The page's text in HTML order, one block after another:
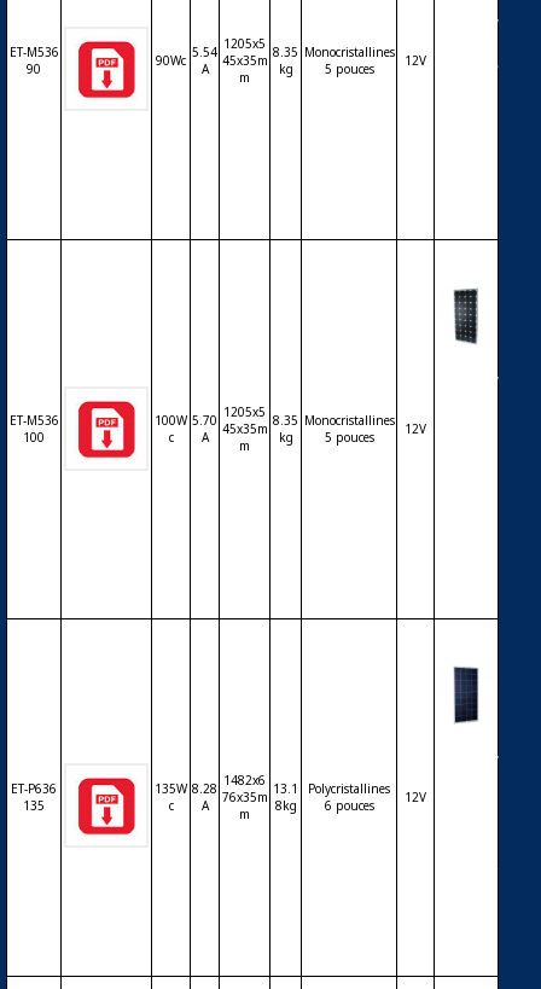
ET-M536
90
90Wc 5.54
A
1205x5
45x35m
m
8.35
kg
Monocristallines
5 pouces
12V
ET-M536
100
100W
c
5.70
A
1205x5
45x35m
m
8.35
kg
Monocristallines
5 pouces
12V
ET-P636
135
135W
c
8.28
A
1482x6
76x35m
m
13.1
8kg
Polycristallines
6 pouces
12V